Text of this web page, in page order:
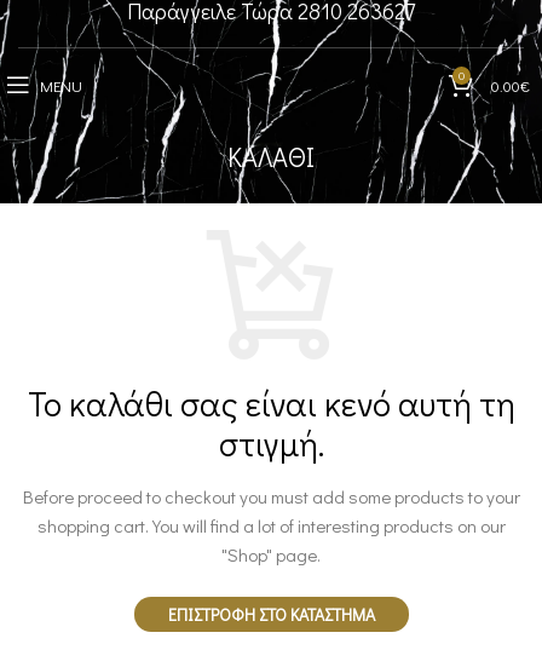
Παράγγειλε Τώρα 2810 263627
MENU 0 0.00€
ΚΑΛΆΘΙ
Το καλάθι σας είναι κενό αυτή τη
στιγμή.
Before proceed to checkout you must add some products to your
shopping cart. You will find a lot of interesting products on our
"Shop" page.
ΕΠΙΣΤΡΟΦΉ ΣΤΟ ΚΑΤΆΣΤΗΜΑ